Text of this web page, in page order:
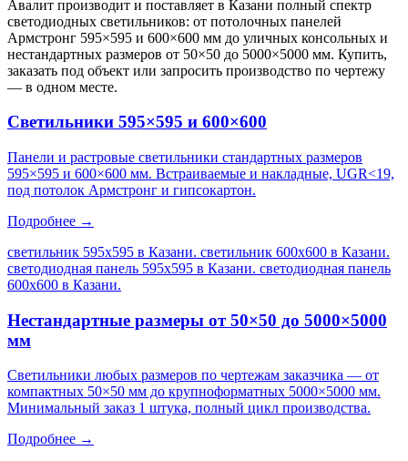
Авалит производит и поставляет в Казани полный спектр
светодиодных светильников: от потолочных панелей
Армстронг 595×595 и 600×600 мм до уличных консольных и
нестандартных размеров от 50×50 до 5000×5000 мм. Купить,
заказать под объект или запросить производство по чертежу
— в одном месте.
Светильники 595×595 и 600×600
Панели и растровые светильники стандартных размеров
595×595 и 600×600 мм. Встраиваемые и накладные, UGR<19,
под потолок Армстронг и гипсокартон.
Подробнее →
светильник 595х595 в Казани. светильник 600х600 в Казани.
светодиодная панель 595х595 в Казани. светодиодная панель
600х600 в Казани.
Нестандартные размеры от 50×50 до 5000×5000
мм
Светильники любых размеров по чертежам заказчика — от
компактных 50×50 мм до крупноформатных 5000×5000 мм.
Минимальный заказ 1 штука, полный цикл производства.
Подробнее →